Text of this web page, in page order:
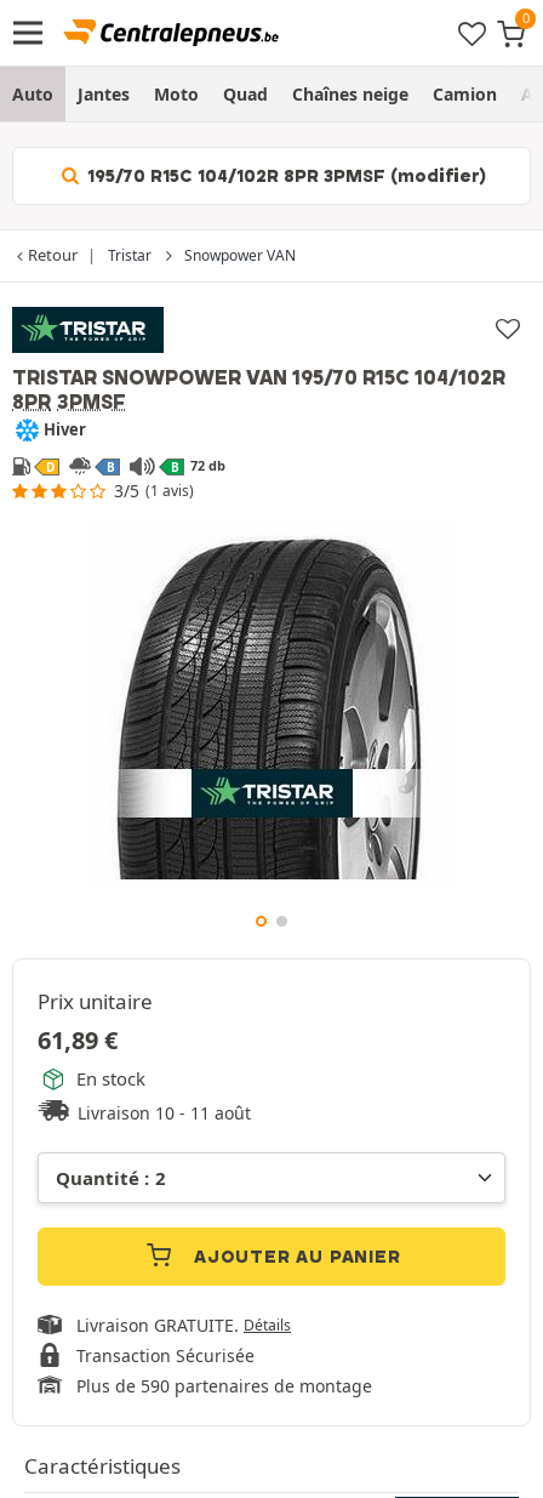
Auto Jantes Moto Quad Chaînes neige Camion
195/70 R15C 104/102R 8PR 3PMSF (modifier)
Retour Tristar Snowpower VAN
TRISTAR SNOWPOWER VAN 195/70 R15C 104/102R
8PR 3PMSF
Hiver
D B B 72 db
3/5 (1 avis)
Prix unitaire
61,89€
En stock
Livraison 10 - 11 août
AJOUTER AU PANIER
Livraison GRATUITE. Détails
Transaction Sécurisée
Plus de 590 partenaires de montage
Caractéristiques